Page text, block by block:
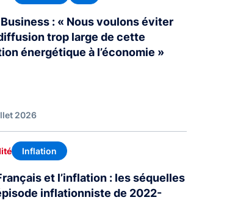
Business : « Nous voulons éviter
trop large de cette
énergétique à l’économie »
2026
Inflation
et l’inflation : les séquelles
inflationniste de 2022-